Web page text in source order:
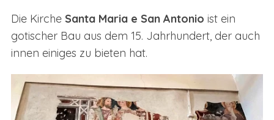
Die KircheSanta Maria e San Antonio ist ein
gotischer Bau aus dem 15. Jahrhundert, der auch
innen einiges zu bieten hat.